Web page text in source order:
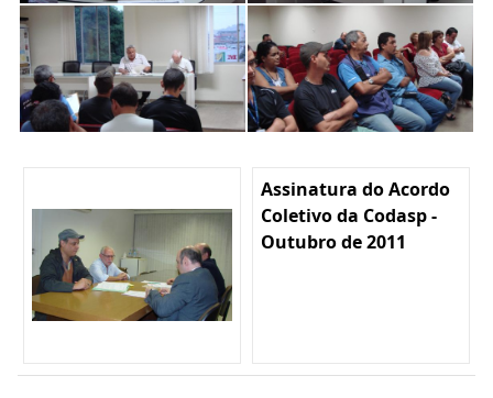
Assinatura do Acordo
Coletivo da Codasp -
Outubro de 2011